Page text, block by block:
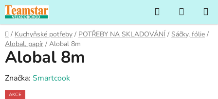
Přejít
na
obsah
Hledat
KOŠÍK
Domů
/ Kuchyňské potřeby / POTŘEBY NA SKLADOVÁNÍ / Sáčky, fólie /
Alobal, papír / Alobal 8m
Alobal 8m
Značka: Smartcook
AKCE